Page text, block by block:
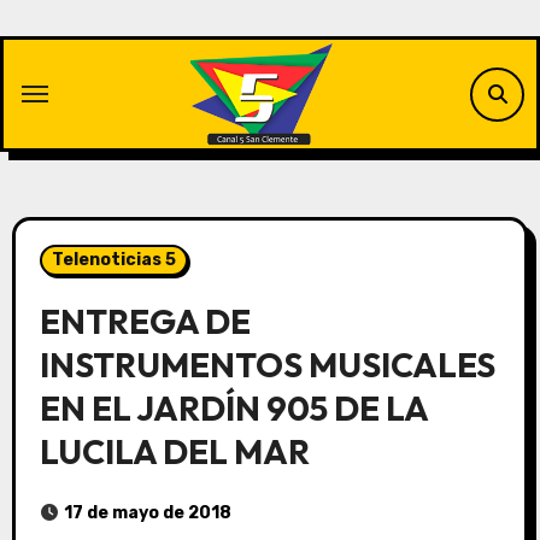
contenido
Telenoticias 5
ENTREGA DE
INSTRUMENTOS MUSICALES
EN EL JARDÍN 905 DE LA
LUCILA DEL MAR
17 de mayo de 2018